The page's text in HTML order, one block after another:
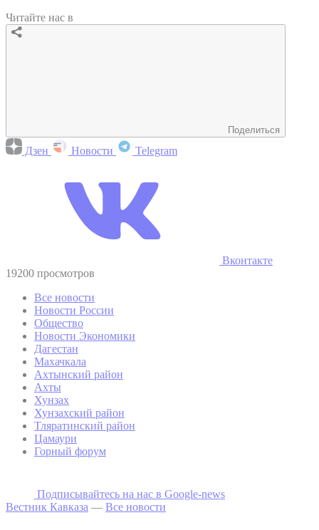
Читайте нас в
Поделиться
Дзен Новости Telegram
Вконтакте
19200 просмотров
Все новости
Новости России
Общество
Новости Экономики
Дагестан
Махачкала
Ахтынский район
Ахты
Хунзах
Хунзахский район
Тляратинский район
Цамаури
Горный форум
Подписывайтесь на наc в Google-news
Вестник Кавказа — Все новости